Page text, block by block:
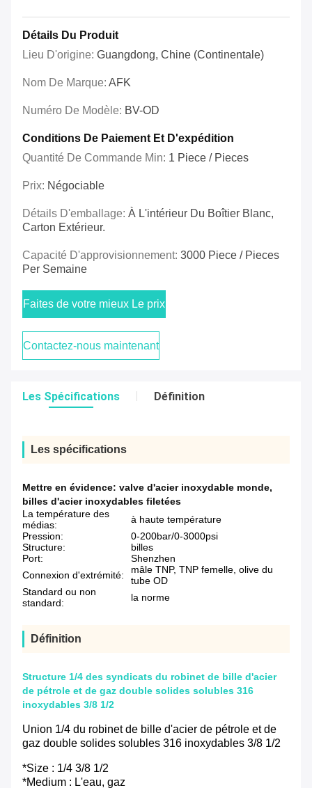
Détails Du Produit
Lieu D'origine: Guangdong, Chine (continentale)
Nom De Marque: AFK
Numéro De Modèle: BV-OD
Conditions De Paiement Et D'expédition
Quantité De Commande Min: 1 Piece / Pieces
Prix: Négociable
Détails D'emballage: À L'intérieur Du Boîtier Blanc,
Carton Extérieur.
Capacité D'approvisionnement: 3000 Piece / Pieces
Per Semaine
Faites de votre mieux Le prix
Contactez-nous maintenant
Les Spécifications Définition
Les spécifications
Mettre en évidence: valve d'acier inoxydable monde,
billes d'acier inoxydables filetées
La température des
médias:
à haute température
Pression:
0-200bar/0-3000psi
Structure:
billes
Port:
Shenzhen
Connexion d'extrémité:
mâle TNP, TNP femelle, olive du
tube OD
Standard ou non
standard:
la norme
Définition
Structure 1/4 des syndicats du robinet de bille d'acier
de pétrole et de gaz double solides solubles 316
inoxydables 3/8 1/2
Union 1/4 du robinet de bille d'acier de pétrole et de
gaz double solides solubles 316 inoxydables 3/8 1/2
*Size : 1/4 3/8 1/2
*Medium : L'eau, gaz